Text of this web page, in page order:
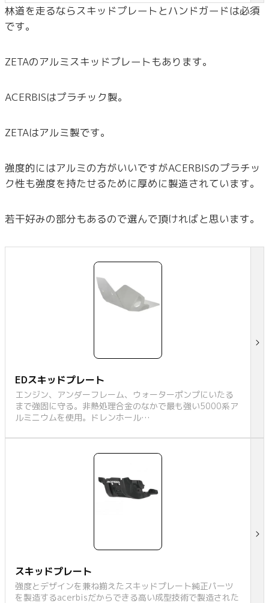
林道を走るならスキッドプレートとハンドガードは必須
です。
ZETAのアルミスキッドプレートもあります。
ACERBISはプラチック製。
ZETAはアルミ製です。
強度的にはアルミの方がいいですがACERBISのプラチッ
ク性も強度を持たせるために厚めに製造されています。
若干好みの部分もあるので選んで頂ければと思います。
EDスキッドプレート
エンジン、アンダーフレーム、ウォーターポンプにいたる
まで強固に守る。非熱処理合金のなかで最も強い5000系ア
ルミニウムを使用。ドレンホール…
スキッドプレート
強度とデザインを兼ね揃えたスキッドプレート純正パーツ
を製造するacerbisだからできる高い成型技術で製造された